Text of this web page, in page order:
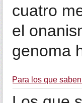
cuatro
el
genoma
Para los que